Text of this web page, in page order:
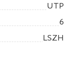
UTP
6
LSZH